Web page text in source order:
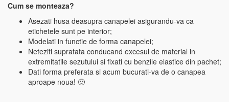
Cum se monteaza?
Asezati husa deasupra canapelei asigurandu-va ca
etichetele sunt pe interior;
Modelati in functie de forma canapelei;
Neteziti suprafata conducand excesul de material in
extremitatile sezutului si fixati cu benzile elastice din pachet;
Dati forma preferata si acum bucurati-va de o canapea
aproape noua! 🙂